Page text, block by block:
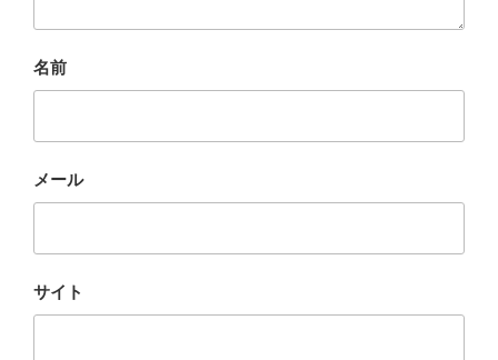
名前
メール
サイト